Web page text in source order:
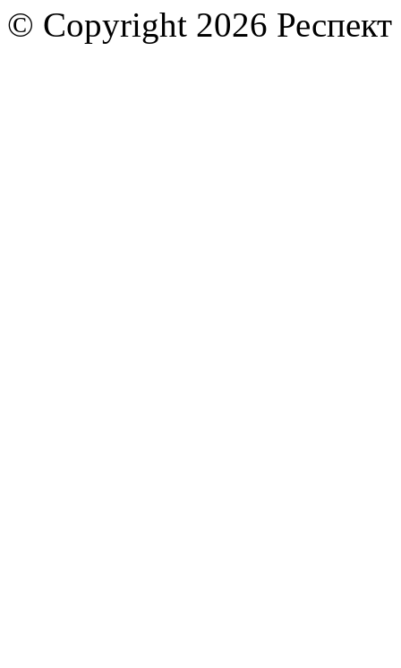
© Copyright 2026 Респект